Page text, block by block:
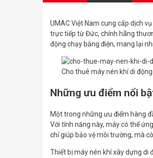
UMAC Việt Nam cung cấp dịch vụ
trực tiếp từ Đức, chính hãng
động chạy bằng điện, mang lại
Cho thuê máy nén khí di
Những ưu điểm nổi
Một trong những ưu điểm hàng
Với tính năng này, máy có thể
chỉ giúp bảo vệ môi trường, mà
Thiết bị máy nén khí xây dựng di